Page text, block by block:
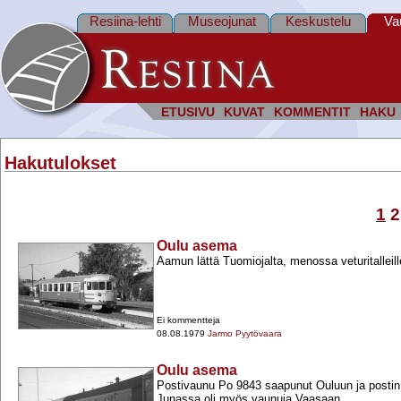
ETUSIVU KUVAT KOMMENTIT HAKU
Resiina-lehti Museojunat Keskustelu
Hakutulokset
1 2
Oulu asema
Aamun lättä Tuomiojalta, menossa
Ei kommentteja
08.08.1979 Jarmo Pyytövaara
Oulu asema
Postivaunu Po 9843 saapunut Ouluun ja